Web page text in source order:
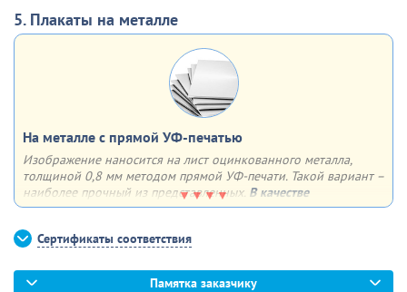
5. Плакаты на металле
На металле с прямой УФ-печатью
Изображение наносится на лист оцинкованного металла,
толщиной 0,8 мм методом прямой УФ-печати. Такой вариант –
наиболее прочный из представленных. В качестве
дополнительной опцииможем сделать 4 отверстия по углам
Сертификаты соответствия
Памятка заказчику